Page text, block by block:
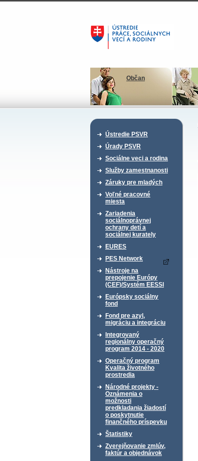
Občan
Ústredie PSVR
Úrady PSVR
Sociálne veci a rodina
Služby zamestnanosti
Záruky pre mladých
Voľné pracovné
miesta
Zariadenia
sociálnoprávnej
ochrany detí a
sociálnej kurately
EURES
PES Network
Nástroje na
prepojenie Európy
(CEF)/Systém EESSI
Európsky sociálny
fond
Fond pre azyl,
migráciu a integráciu
Integrovaný
regionálny operačný
program 2014 - 2020
Operačný program
Kvalita životného
prostredia
Národné projekty -
Oznámenia o
možnosti
predkladania žiadostí
o poskytnutie
finančného príspevku
Štatistiky
Zverejňovanie zmlúv,
faktúr a objednávok